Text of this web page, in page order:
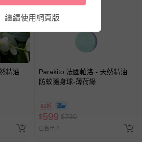
精油
Parakito 法國帕洛 - 天然精油
防蚊隨身球-薄荷綠
82折
$599 $730
已售出 2
繼續使用網頁版